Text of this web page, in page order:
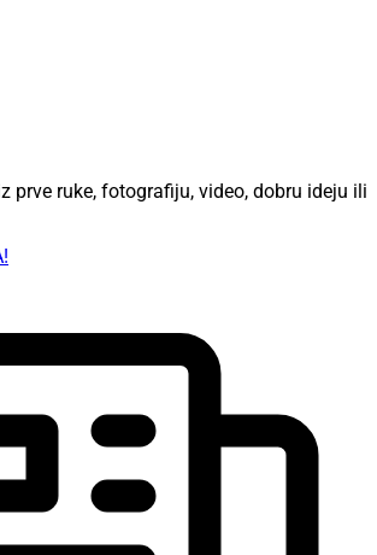
prve ruke, fotografiju, video, dobru ideju ili